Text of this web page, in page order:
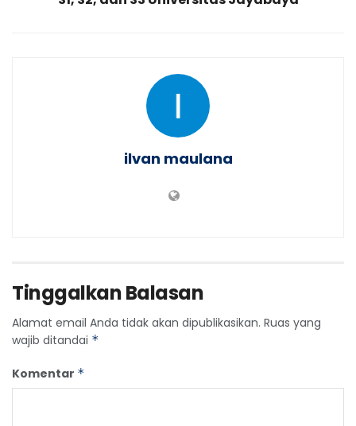
ilvan maulana
Tinggalkan Balasan
Alamat email Anda tidak akan dipublikasikan. Ruas yang
wajib ditandai *
Komentar *